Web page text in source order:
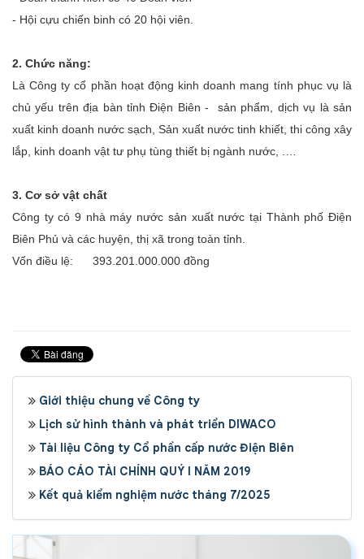
- Hội cựu chiến binh có 20 hội viên.
2. Chức năng:
Là Công ty cổ phần hoạt động kinh doanh mang tính phục vụ là
chủ yếu trên địa bàn tỉnh Điện Biên - sản phẩm, dịch vụ là sản
xuất kinh doanh nước sạch, Sản xuất nước tinh khiết, thi công xây
lắp, kinh doanh vật tư phụ tùng thiết bị ngành nước, .…
3. Cơ sở vật chất
Công ty có 9 nhà máy nước sản xuất nước tại Thành phố Điện
Biên Phủ và các huyện, thị xã trong toàn tỉnh.
Vốn điều lệ: 393.201.000.000 đồng
Giới thiệu chung về Công ty
Lịch sử hình thành và phát triển DIWACO
Tài liệu Công ty Cổ phần cấp nước Điện Biên
BÁO CÁO TÀI CHÍNH QUÝ I NĂM 2019
Kết quả kiểm nghiệm nước tháng 7/2025